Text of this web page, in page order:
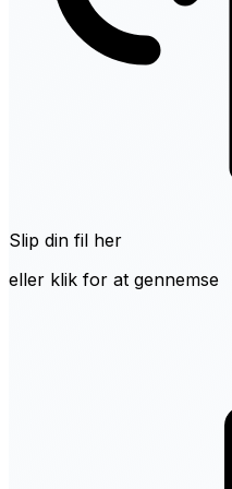
Slip din fil her
eller klik for at gennemse